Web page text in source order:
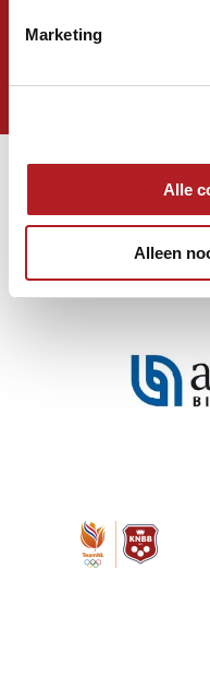
Marketing
Alle
Alleen